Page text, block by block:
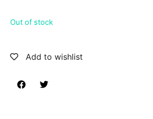
Out of stock
Add to wishlist